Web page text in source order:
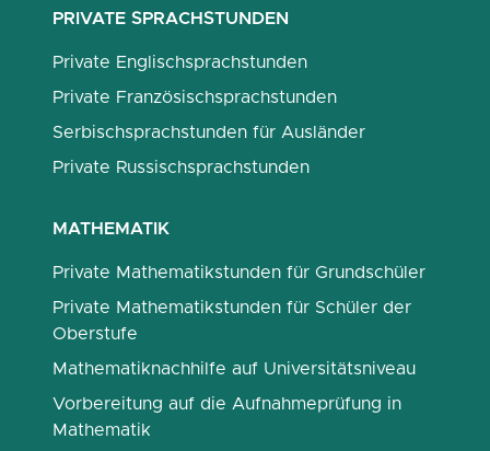
PRIVATE SPRACHSTUNDEN
Private Englischsprachstunden
Private Französischsprachstunden
Serbischsprachstunden für Ausländer
Private Russischsprachstunden
MATHEMATIK
Private Mathematikstunden für Grundschüler
Private Mathematikstunden für Schüler der
Oberstufe
Mathematiknachhilfe auf Universitätsniveau
Vorbereitung auf die Aufnahmeprüfung in
Mathematik